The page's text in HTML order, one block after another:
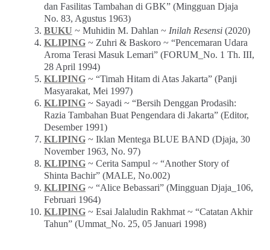
dan Fasilitas Tambahan di GBK” (Mingguan Djaja
No. 83, Agustus 1963)
BUKU ~ Muhidin M. Dahlan ~ Inilah Resensi(2020)
KLIPING~ Zuhri & Baskoro ~ “Pencemaran Udara
Aroma Terasi Masuk Lemari” (FORUM_No. 1 Th. III,
28 April 1994)
KLIPING~ “Timah Hitam di Atas Jakarta” (Panji
Masyarakat, Mei 1997)
KLIPING~ Sayadi ~ “Bersih Denggan Prodasih:
Razia Tambahan Buat Pengendara di Jakarta” (Editor,
Desember 1991)
KLIPING~ Iklan Mentega BLUE BAND (Djaja, 30
November 1963, No. 97)
KLIPING~ Cerita Sampul ~ “Another Story of
Shinta Bachir” (MALE, No.002)
KLIPING~ “Alice Bebassari” (Mingguan Djaja_106,
Februari 1964)
KLIPING~ Esai Jalaludin Rakhmat ~ “Catatan Akhir
Tahun” (Ummat_No. 25, 05 Januari 1998)